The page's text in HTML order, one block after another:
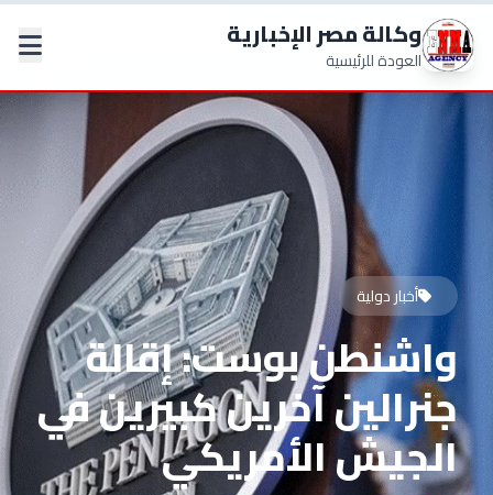
وكالة مصر الإخبارية
العودة للرئيسية
أخبار دولية
واشنطن بوست: إقالة
جنرالين آخرين كبيرين في
الجيش الأمريكي